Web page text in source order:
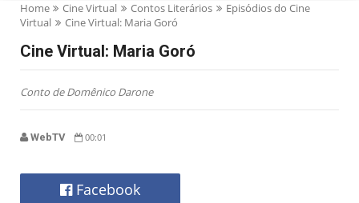
Home Cine Virtual Contos Literários
Episódios do Cine
Virtual
Cine Virtual: Maria Goró
Cine Virtual: Maria Goró
Conto de Domênico Darone
WebTV 00:01
Facebook